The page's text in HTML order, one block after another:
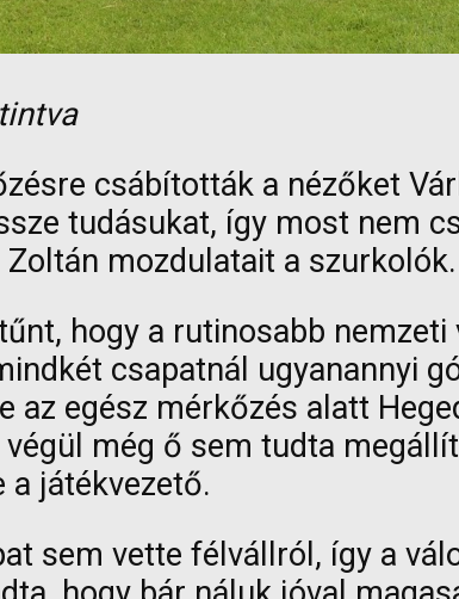
csábították a nézőket
tudásukat, így most nem
mozdulatait a szurkolók.
hogy a rutinosabb
csapatnál ugyanannyi
az egész mérkőzés alatt
még ő sem tudta
a játékvezető.
sem vette félvállról, így a